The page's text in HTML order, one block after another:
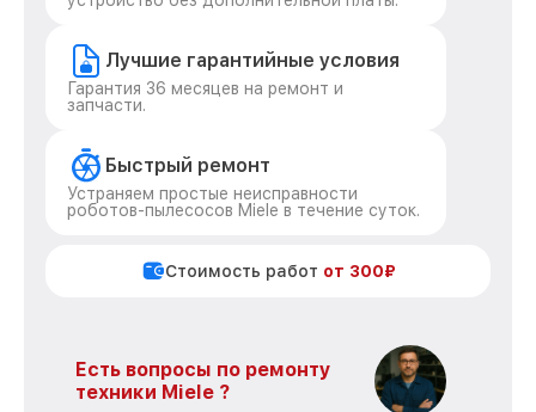
Лучшие гарантийные условия
Гарантия 36 месяцев на ремонт и
запчасти.
Быстрый ремонт
Устраняем простые неисправности
роботов-пылесосов Miele в течение суток.
Стоимость работ от 300₽
Есть вопросы по ремонту
техники Miele ?